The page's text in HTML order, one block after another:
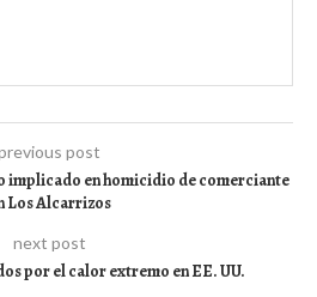
post
implicado en homicidio de comerciante
Los Alcarrizos
next post
por el calor extremo en EE. UU.